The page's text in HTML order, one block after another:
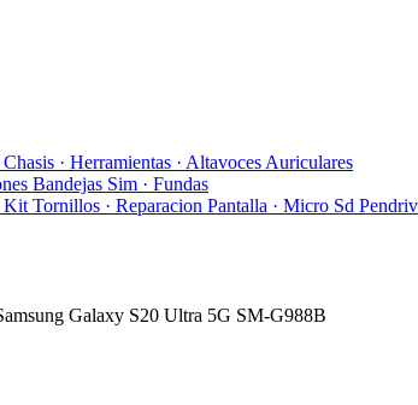
Chasis · Herramientas · Altavoces Auriculares
Bandejas Sim · Fundas
Kit Tornillos · Reparacion Pantalla · Micro Sd
Galaxy S20 Ultra 5G SM-G988B